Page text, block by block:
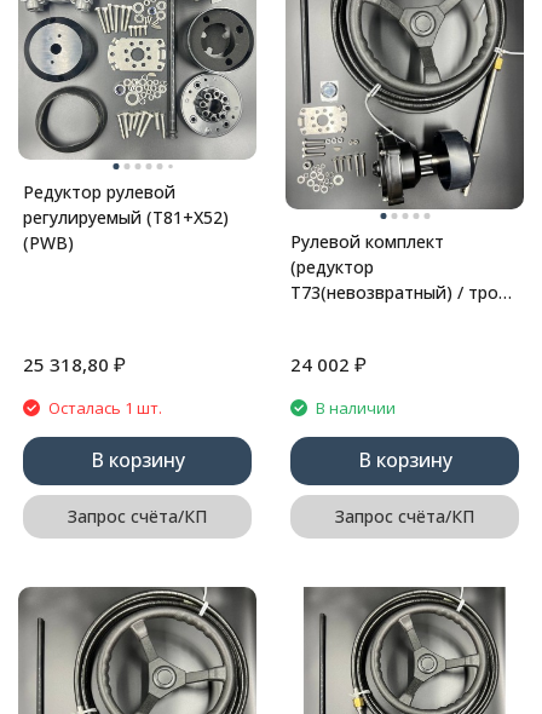
Редуктор рулевой
регулируемый (Т81+X52)
(PWB)
25 318,80 ₽
Осталась 1 шт.
В корзину
Запрос счёта/КП
Рулевой комплект
(редуктор
T73(невозвратный) / трос
24 002 ₽
В наличии
В корзину
Запрос счёта/КП